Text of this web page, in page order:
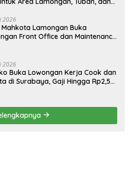
2026
Mahkota Lamongan Buka
Front Office dan Maintenance
2026
Buka Lowongan Kerja Cook dan
di Surabaya, Gaji Hingga Rp2,5